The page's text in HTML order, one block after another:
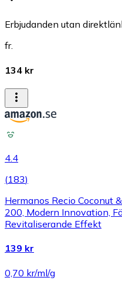
Erbjudanden utan
fr.
134 kr
4.4
(183)
Hermanos Recio Coconut
200, Modern Innovation,
Revitaliserande Effekt
139 kr
0,70 kr/ml/g